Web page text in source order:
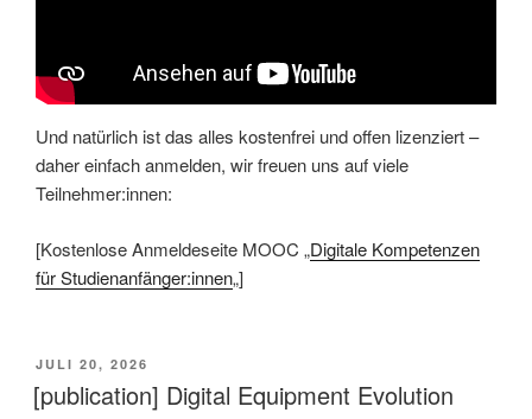
Und natürlich ist das alles kostenfrei und offen lizenziert –
daher einfach anmelden, wir freuen uns auf viele
Teilnehmer:innen:
[Kostenlose Anmeldeseite MOOC „Digitale Kompetenzen
für Studienanfänger:innen„]
VERÖFFENTLICHT
AM
JULI 20, 2026
[publication] Digital Equipment Evolution